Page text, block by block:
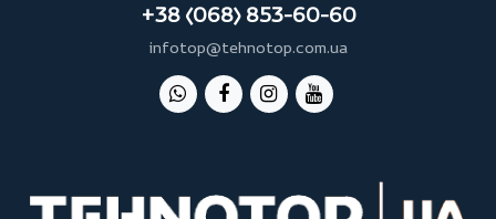
+38 (068) 853-60-60
infotop@tehnotop.com.ua